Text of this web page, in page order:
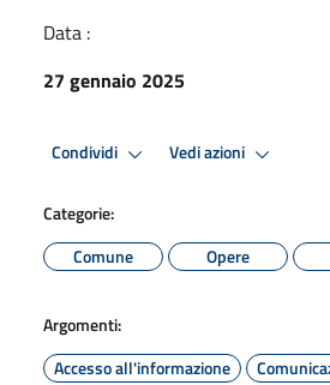
Data :
27 gennaio 2025
Condividi Vedi azioni
Categorie:
Comune
Opere
Argomenti:
Accesso all'informazione